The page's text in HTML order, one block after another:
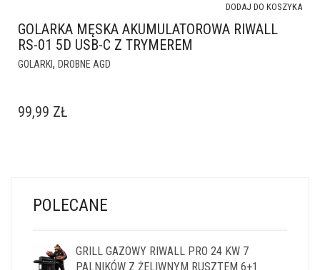
GOLARKA MĘSKA AKUMULATOROWA RIWALL
RS-01 5D USB-C Z TRYMEREM
GOLARKI, DROBNE AGD
DODAJ DO KOSZYKA
99,99 ZŁ
POLECANE
GRILL GAZOWY RIWALL PRO 24 KW 7
PALNIKÓW Z ŻELIWNYM RUSZTEM 6+1